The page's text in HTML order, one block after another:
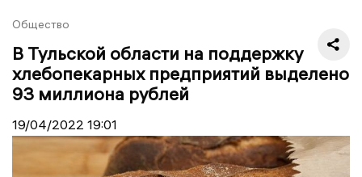
Общество
В Тульской области на поддержку
хлебопекарных предприятий выделено
93 миллиона рублей
19/04/2022 19:01